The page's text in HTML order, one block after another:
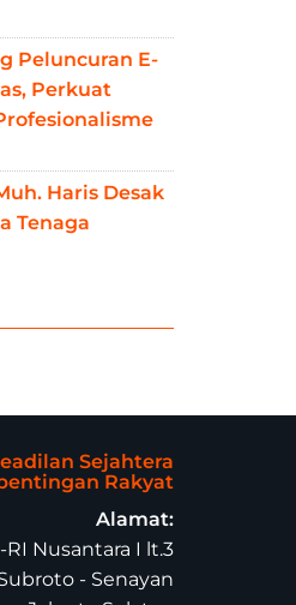
Peluncuran E-
Perkuat
Haris Desak
Tenaga
Sejahtera
Rakyat
Alamat:
Nusantara I lt.3
- Senayan